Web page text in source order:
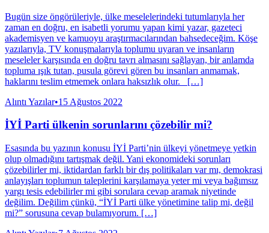
Bugün size öngörüleriyle, ülke meselelerindeki tutumlarıyla her
zaman en doğru, en isabetli yorumu yapan kimi yazar, gazeteci
akademisyen ve kamuoyu araştırmacılarından bahsedeceğim. Köşe
yazılarıyla, TV konuşmalarıyla toplumu uyaran ve insanların
meseleler karşısında en doğru tavrı almasını sağlayan, bir anlamda
topluma ışık tutan, pusula görevi gören bu insanları anmamak,
haklarını teslim etmemek onlara haksızlık olur. […]
Alıntı Yazılar•15 Ağustos 2022
İYİ Parti ülkenin sorunlarını çözebilir mi?
Esasında bu yazının konusu İYİ Parti’nin ülkeyi yönetmeye yetkin
olup olmadığını tartışmak değil. Yani ekonomideki sorunları
çözebilirler mi, iktidardan farklı bir dış politikaları var mı, demokrasi
anlayışları toplumun taleplerini karşılamaya yeter mi veya bağımsız
yargı tesis edebilirler mi gibi sorulara cevap aramak niyetinde
değilim. Değilim çünkü, “İYİ Parti ülke yönetimine talip mi, değil
mi?” sorusuna cevap bulamıyorum. […]